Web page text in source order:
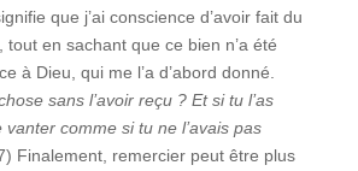
que j’ai conscience d’avoir fait du
tout en sachant que ce bien n’a été
à Dieu, qui me l’a d’abord donné.
sans l’avoir reçu ? Et si tu l’as
comme si tu ne l’avais pas
Finalement, remercier peut être plus